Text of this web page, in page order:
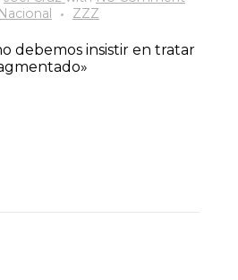
ZZZ
debemos insistir en tratar